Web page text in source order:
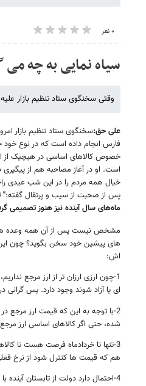
۰ نفر
سیاه نمایی به چه می
وقتی سخنگوی ستاد تنظیم بازار
علی حق:سخنگوی ستاد تنظیم بازار
فارس انجام داده است که در نوع
است. او در آغاز مصاحبه هم از
خیال همه مردم را در این شب عیدی
پس از صحبت از سیب و پرتقال گفته:
ماه‌های سال آینده نیز هنوز تصمیمی
مشخص نیست پس از آن همه وعده های
های پیشین خود سخن بگوید؟ چون این
اش:
1-چون ارزی ارزان تر از ارز مرجع
ای یا آزاد شوند وجود دارد. پس
شده، حتی اگر کالاهای اساسی ارز
هم که قیمت ها کنترل شود از نرخ
4-احتمال دارد دولت از تابستان آینده با کمبود ارز مواجه شود، پس ادامه صعود نرخ ارز محتمل است و ...